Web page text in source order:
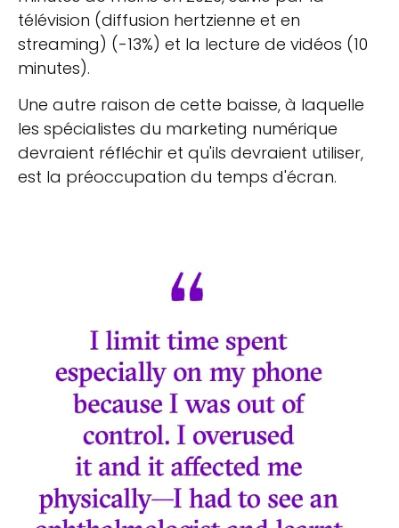
télévision (diffusion hertzienne et en
streaming) (-13%) et la lecture de vidéos (10
minutes).
Une autre raison de cette baisse, à laquelle
les spécialistes du marketing numérique
devraient réfléchir et qu'ils devraient utiliser,
est la préoccupation du temps d'écran.